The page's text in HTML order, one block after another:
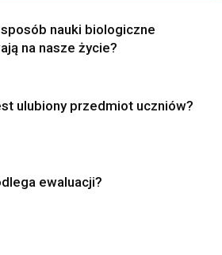
nauki biologiczne
na nasze życie?
ulubiony przedmiot uczniów?
ewaluacji?